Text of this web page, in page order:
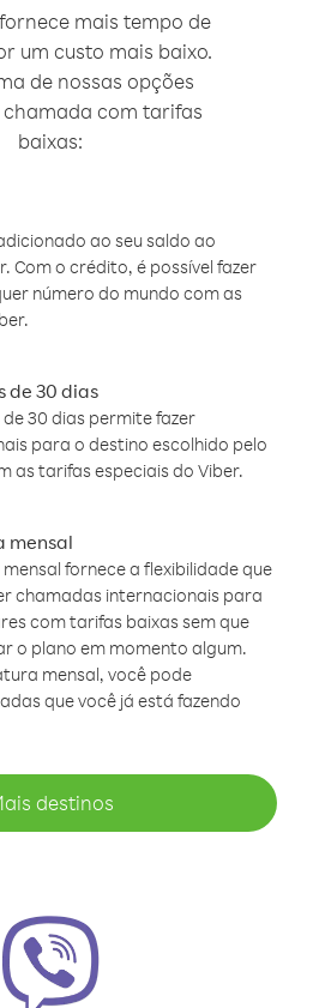
mais tempo de
um custo mais baixo.
de nossas opções
chamada com tarifas
baixas:
ao seu saldo ao
Com o crédito, é possível fazer
número do mundo com as
de 30 dias
30 dias permite fazer
para o destino escolhido pelo
as tarifas especiais do Viber.
mensal
fornece a flexibilidade que
chamadas internacionais para
com tarifas baixas sem que
o plano em momento algum.
mensal, você pode
que você já está fazendo
destinos